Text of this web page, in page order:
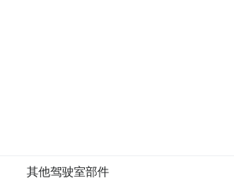
其他驾驶室部件